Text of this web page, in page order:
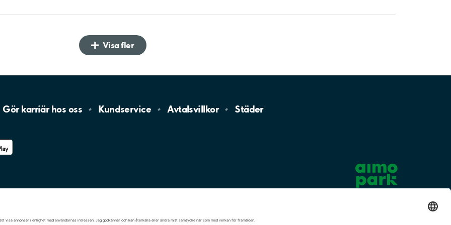
Visa fler
Gör karriär hos oss Kundservice Avtalsvillkor Städer